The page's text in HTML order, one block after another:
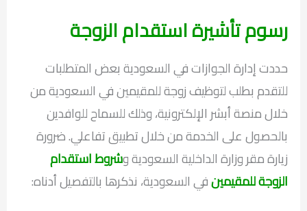
رسوم تأشيرة استقدام الزوجة
حددت إدارة الجوازات في السعودية بعض المتطلبات
للتقدم بطلب لتوظيف زوجة للمقيمين في السعودية من
خلال منصة أبشر الإلكترونية، وذلك للسماح للوافدين
بالحصول على الخدمة من خلال تطبيق تفاعلي. ضرورة
زيارة مقر وزارة الداخلية السعودية وشروط استقدام
الزوجة للمقيمينفي السعودية، نذكرها بالتفصيل أدناه: